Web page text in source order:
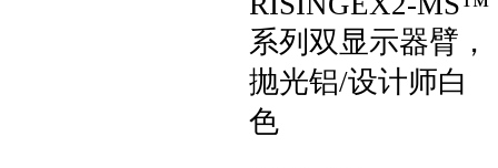
系列双显示器臂，
抛光铝/设计师白
色